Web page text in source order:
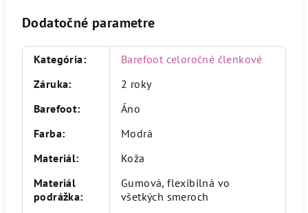
Dodatočné parametre
Kategória:
Barefoot celoročné členkové
Záruka:
2 roky
Barefoot:
Áno
Farba:
Modrá
Materiál:
Koža
Materiál
podrážka:
Gumová, flexibilná vo
všetkých smeroch